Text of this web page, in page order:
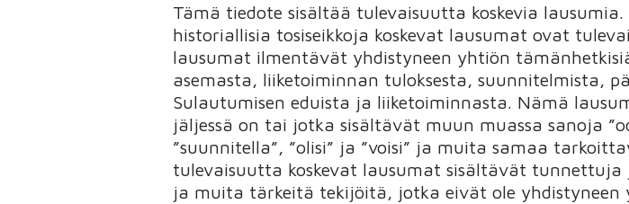
Tämä tiedote sisältää tulevaisuutta koskevia
historiallisia tosiseikkoja koskevat lausumat ovat
lausumat ilmentävät yhdistyneen yhtiön
asemasta, liiketoiminnan tuloksesta, suunnitelmista,
Sulautumisen eduista ja liiketoiminnasta. Nämä
jäljessä on tai jotka sisältävät muun muassa sanoja
”suunnitella”, ”olisi” ja ”voisi” ja muita samaa
tulevaisuutta koskevat lausumat sisältävät
ja muita tärkeitä tekijöitä, jotka eivät ole yhdistyneen